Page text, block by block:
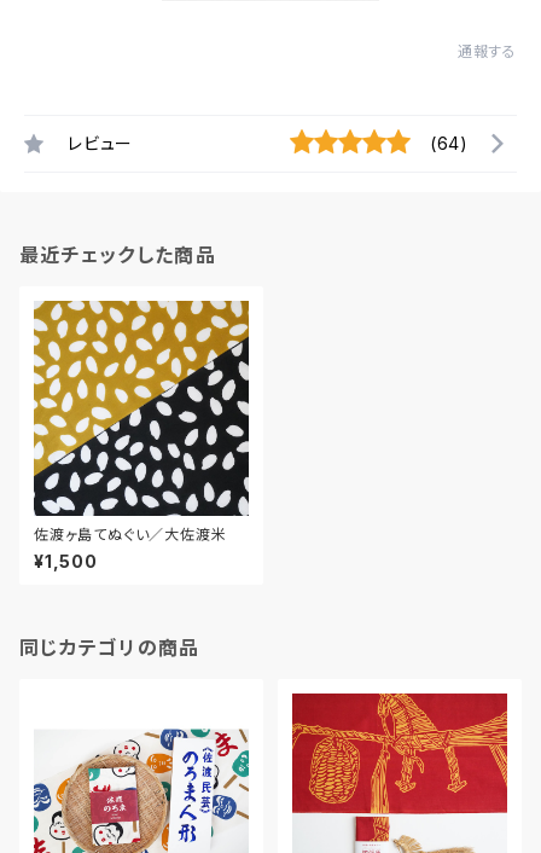
通報する
レビュー (64)
最近チェックした商品
佐渡ヶ島てぬぐい／大佐渡米
¥1,500
同じカテゴリの商品